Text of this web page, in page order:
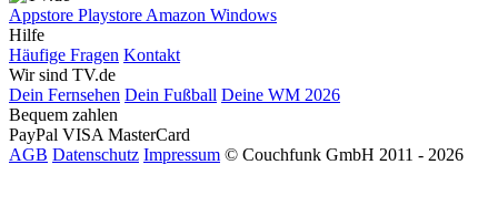
Appstore Playstore Amazon Windows
Hilfe
Häufige Fragen Kontakt
Wir sind TV.de
Dein Fernsehen Dein Fußball Deine WM 2026
Bequem zahlen
PayPal VISA MasterCard
AGB Datenschutz Impressum © Couchfunk GmbH 2011 - 2026